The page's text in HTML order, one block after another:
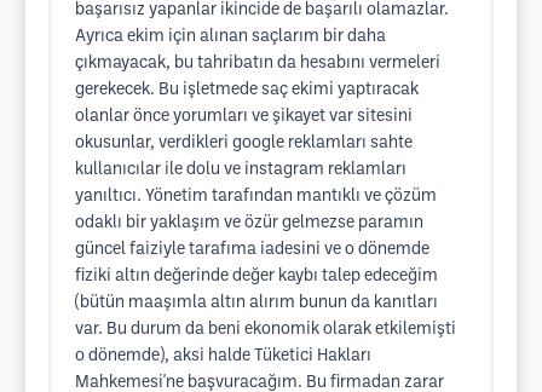
başarısız yapanlar ikincide de başarılı olamazlar.
Ayrıca ekim için alınan saçlarım bir daha
çıkmayacak, bu tahribatın da hesabını vermeleri
gerekecek. Bu işletmede saç ekimi yaptıracak
olanlar önce yorumları ve şikayet var sitesini
okusunlar, verdikleri google reklamları sahte
kullanıcılar ile dolu ve instagram reklamları
yanıltıcı. Yönetim tarafından mantıklı ve çözüm
odaklı bir yaklaşım ve özür gelmezse paramın
güncel faiziyle tarafıma iadesini ve o dönemde
fiziki altın değerinde değer kaybı talep edeceğim
(bütün maaşımla altın alırım bunun da kanıtları
var. Bu durum da beni ekonomik olarak etkilemişti
o dönemde), aksi halde Tüketici Hakları
Mahkemesi'ne başvuracağım. Bu firmadan zarar